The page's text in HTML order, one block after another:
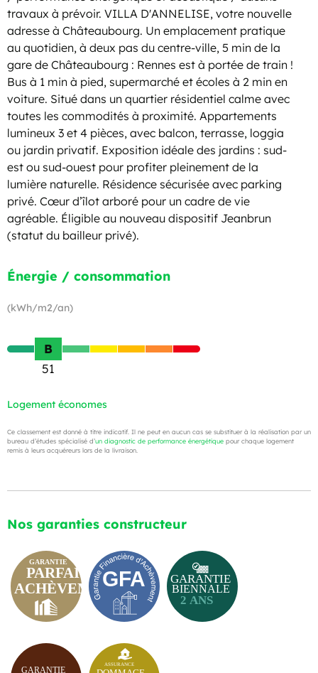
travaux à prévoir. VILLA D'ANNELISE, votre nouvelle
adresse à Châteaubourg. Un emplacement pratique
au quotidien, à deux pas du centre-ville, 5 min de la
gare de Châteaubourg : Rennes est à portée de train !
Bus à 1 min à pied, supermarché et écoles à 2 min en
voiture. Situé dans un quartier résidentiel calme avec
toutes les commodités à proximité. Appartements
lumineux 3 et 4 pièces, avec balcon, terrasse, loggia
ou jardin privatif. Exposition idéale des jardins : sud-
est ou sud-ouest pour profiter pleinement de la
lumière naturelle. Résidence sécurisée avec parking
privé. Cœur d’îlot arboré pour un cadre de vie
agréable. Éligible au nouveau dispositif Jeanbrun
(statut du bailleur privé).
Énergie / consommation
(kWh/m2/an)
B
51
Logement économes
Ce classement est donné à titre indicatif. Il ne peut en aucun cas se substituer à la réalisation par un
bureau d’études spécialisé d’un diagnostic de performance énergétique pour chaque logement
remis à leurs acquéreurs lors de la livraison.
Nos garanties constructeur